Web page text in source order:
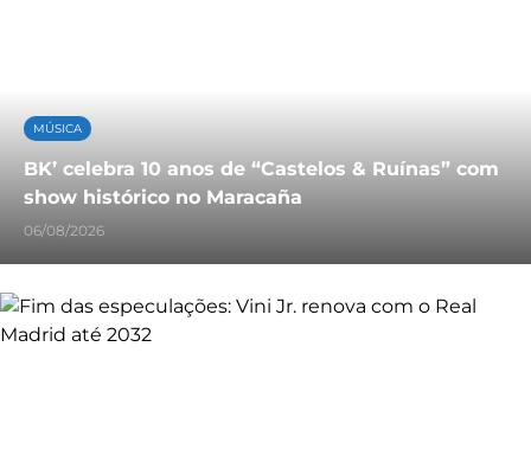
MÚSICA
BK’ celebra 10 anos de “Castelos & Ruínas” com
show histórico no Maracaña
06/08/2026